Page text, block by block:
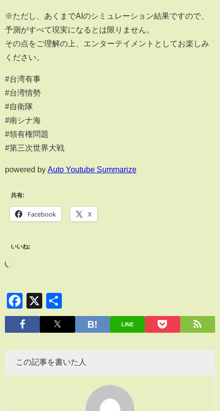
※ただし、あくまでAIのシミュレーション結果ですので、
予測がすべて現実になるとは限りません。
その点をご理解の上、エンターテイメントとしてお楽しみ
ください。
#台湾有事
#台湾情勢
#自衛隊
#南シナ海
#領有権問題
#第三次世界大戦
powered by Auto Youtube Summarize
共有:
Facebook X
いいね:
Facebook
X
有
LINE
この記事を書いた人